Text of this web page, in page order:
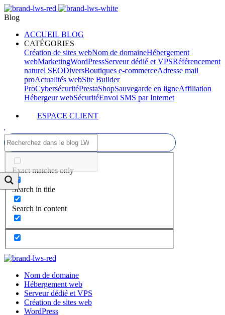
Blog
ACCUEIL BLOG
CATÉGORIES
Création de sites webNom de domaineHébergement
webMarketingWordPressServeur dédié et VPSRéférencement
naturel SEODiversBoutiques e-commerceAdresse mail
proActualités webSite Builder
ProCybersécuritéPrestaShopSauvegarde en ligneAffiliation
Hébergeur webSécuritéEnvoi SMS par Internet
ESPACE CLIENT
Exact matches only
Search in title
Search in content
Nom de domaine
Hébergement web
Serveur dédié et VPS
Création de sites web
WordPress